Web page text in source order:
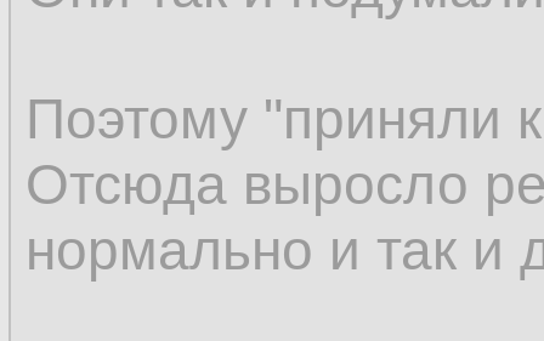
Поэтому "приняли
Отсюда выросло
нормально и так и